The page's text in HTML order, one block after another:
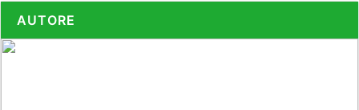
AUTORE